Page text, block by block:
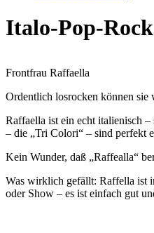
Italo-Pop-
Frontfrau Raffaella
Ordentlich losrocken können sie
Raffaella ist ein echt italienisch
– die „Tri Colori“ – sind perfekt
Kein Wunder, daß „Raffealla“
Was wirklich gefällt: Raffella ist
oder Show – es ist einfach gut